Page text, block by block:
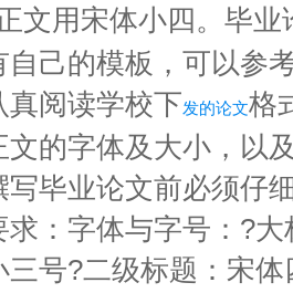
文用宋体小四。毕
自己的模板，可以参
真阅读学校下发的论文格
的字体及大小，以
毕业论文前必须仔
：字体与字号：?
号?二级标题：宋